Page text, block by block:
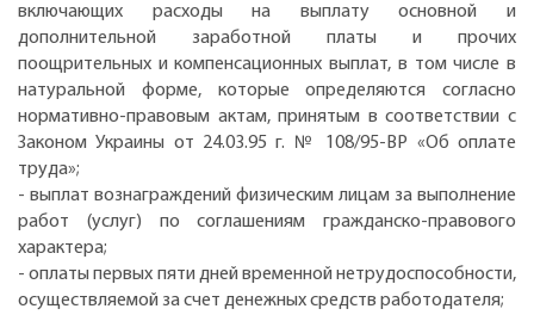
включающих расходы на выплату основной и
дополнительной заработной платы и прочих
поощрительных и компенсационных выплат, в том числе в
натуральной форме, которые определяются согласно
нормативно-правовым актам, принятым в соответствии с
Законом Украины от 24.03.95 г. № 108/95-ВР «Об оплате
труда»;
- выплат вознаграждений физическим лицам за выполнение
работ (услуг) по соглашениям гражданско-правового
характера;
- оплаты первых пяти дней временной нетрудоспособности,
осуществляемой за счет денежных средств работодателя;